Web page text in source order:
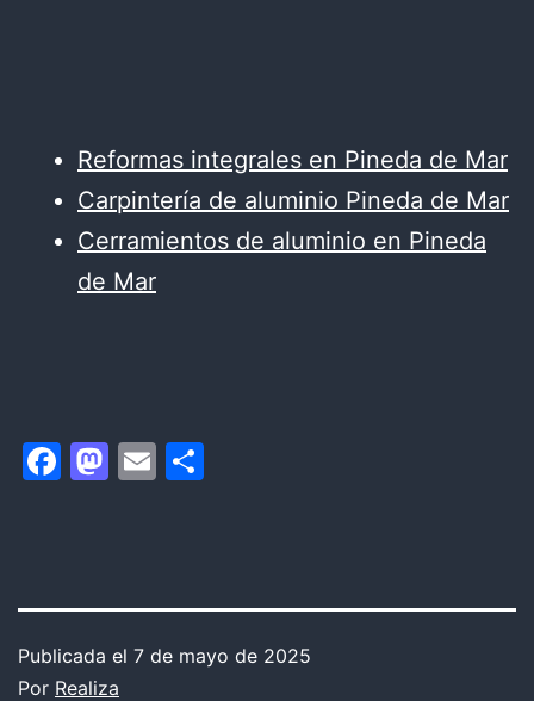
Reformas integrales en Pineda de Mar
Carpintería de aluminio Pineda de Mar
Cerramientos de aluminio en Pineda
de Mar
Facebook
Mastodon
Email
Publicada el 7 de mayo de 2025
Por Realiza